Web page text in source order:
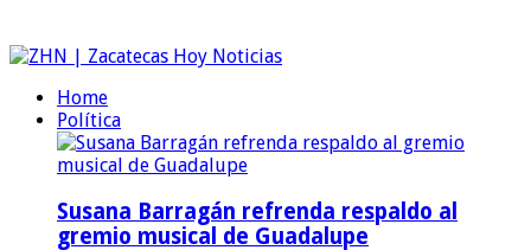
Home
Política
Susana Barragán refrenda respaldo al
gremio musical de Guadalupe